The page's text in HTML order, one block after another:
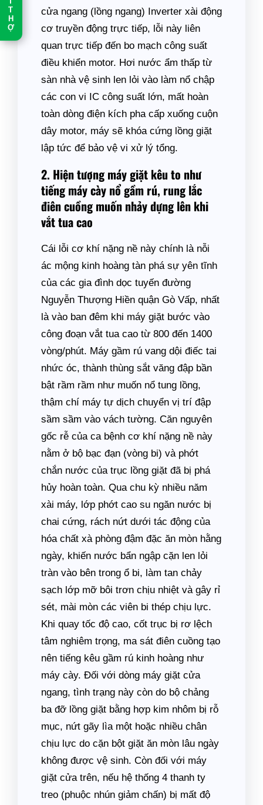
T
T
H
Ợ
cửa ngang (lồng ngang) Inverter xài động
cơ truyền động trực tiếp, lỗi này liên
quan trực tiếp đến bo mạch công suất
điều khiển motor. Hơi nước ẩm thấp từ
sàn nhà vệ sinh len lỏi vào làm nổ chập
các con vi IC công suất lớn, mất hoàn
toàn dòng điện kích pha cấp xuống cuộn
dây motor, máy sẽ khóa cứng lồng giặt
lập tức để bảo vệ vi xử lý tổng.
2. Hiện tượng máy giặt kêu to như
tiếng máy cày nổ gầm rú, rung lắc
điên cuồng muốn nhảy dựng lên khi
vắt tua cao
Cái lỗi cơ khí nặng nề này chính là nỗi
ác mộng kinh hoàng tàn phá sự yên tĩnh
của các gia đình dọc tuyến đường
Nguyễn Thượng Hiền quận Gò Vấp, nhất
là vào ban đêm khi máy giặt bước vào
công đoạn vắt tua cao từ 800 đến 1400
vòng/phút. Máy gầm rú vang dội điếc tai
nhức óc, thành thùng sắt văng đập bần
bật rầm rầm như muốn nổ tung lồng,
thậm chí máy tự dịch chuyển vị trí đập
sầm sầm vào vách tường. Căn nguyên
gốc rễ của ca bệnh cơ khí nặng nề này
nằm ở bộ bạc đạn (vòng bi) và phớt
chắn nước của trục lồng giặt đã bị phá
hủy hoàn toàn. Qua chu kỳ nhiều năm
xài máy, lớp phớt cao su ngăn nước bị
chai cứng, rách nứt dưới tác động của
hóa chất xà phòng đậm đặc ăn mòn hằng
ngày, khiến nước bẩn ngập cặn len lỏi
tràn vào bên trong ổ bi, làm tan chảy
sạch lớp mỡ bôi trơn chịu nhiệt và gây rỉ
sét, mài mòn các viên bi thép chịu lực.
Khi quay tốc độ cao, cốt trục bị rơ lệch
tâm nghiêm trọng, ma sát điên cuồng tạo
nên tiếng kêu gầm rú kinh hoàng như
máy cày. Đối với dòng máy giặt cửa
ngang, tình trạng này còn do bộ chảng
ba đỡ lồng giặt bằng hợp kim nhôm bị rỗ
mục, nứt gãy lìa một hoặc nhiều chân
chịu lực do cặn bột giặt ăn mòn lâu ngày
không được vệ sinh. Còn đối với máy
giặt cửa trên, nếu hệ thống 4 thanh ty
treo (phuộc nhún giảm chấn) bị mất độ